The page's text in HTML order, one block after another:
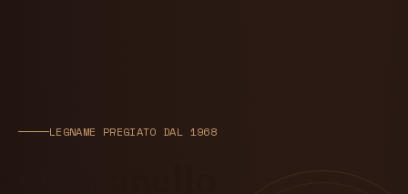
LEGNAME PREGIATO DAL 1968